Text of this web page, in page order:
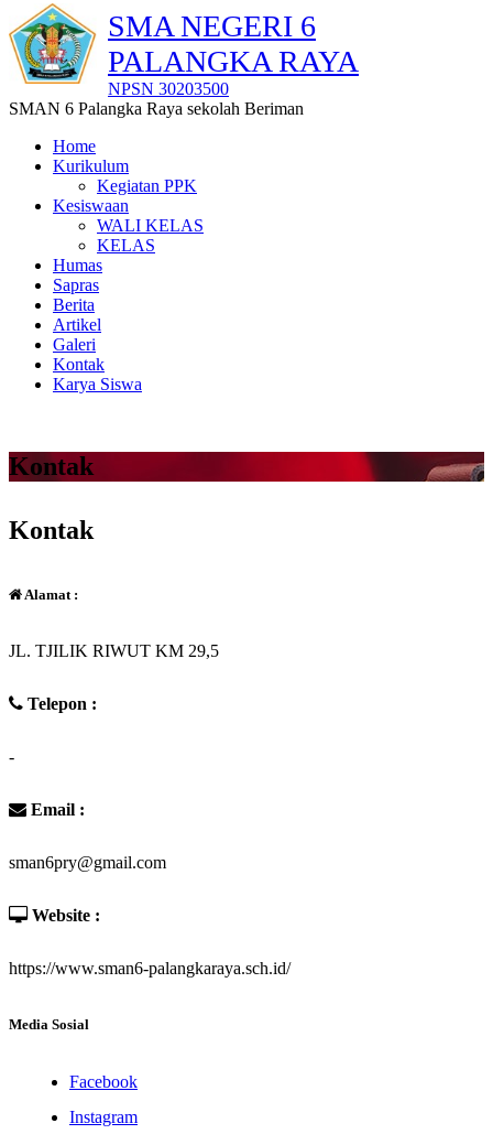
SMA NEGERI 6
PALANGKA RAYA
NPSN 30203500
SMAN 6 Palangka Raya sekolah Beriman
Home
Kurikulum
Kegiatan PPK
Kesiswaan
WALI KELAS
KELAS
Humas
Sapras
Berita
Artikel
Galeri
Kontak
Karya Siswa
Kontak
Kontak
Alamat :
JL. TJILIK RIWUT KM 29,5
Telepon :
-
Email :
sman6pry@gmail.com
Website :
https://www.sman6-palangkaraya.sch.id/
Media Sosial
Facebook
Instagram